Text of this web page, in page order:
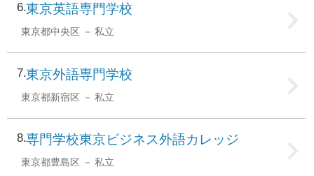
6 東京英語専門学校
東京都中央区 私立
7 東京外語専門学校
東京都新宿区 私立
8 専門学校東京ビジネス外語カレッジ
東京都豊島区 私立